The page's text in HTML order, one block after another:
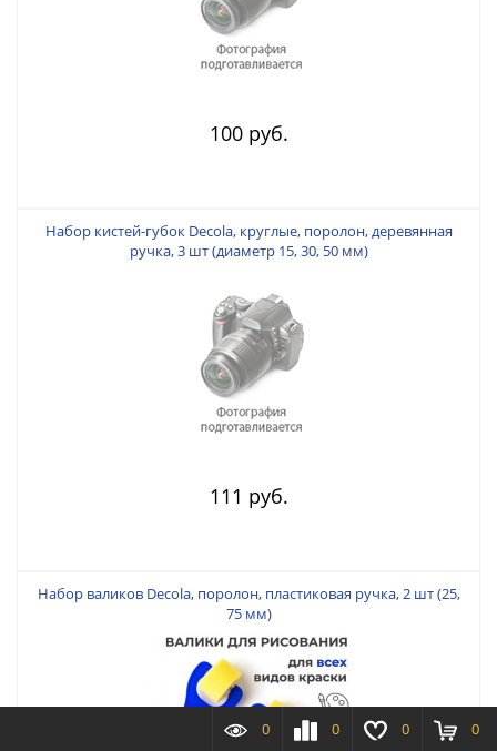
100 руб.
Набор кистей-губок Decola, круглые, поролон, деревянная
ручка, 3 шт (диаметр 15, 30, 50 мм)
111 руб.
Набор валиков Decola, поролон, пластиковая ручка, 2 шт (25,
75 мм)
0 0 0 0